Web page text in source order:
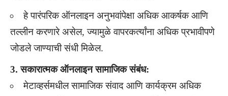
हे पारंपरिक ऑनलाइन अनुभवांपेक्षा अधिक आकर्षक आणि
तल्लीन करणारे असेल, ज्यामुळे वापरकर्त्यांना अधिक प्रभावीपणे
जोडले जाण्याची संधी मिळेल.
3. सकारात्मक ऑनलाइन सामाजिक संबंध:
मेटाव्हर्समधील सामाजिक संवाद आणि कार्यक्रम अधिक